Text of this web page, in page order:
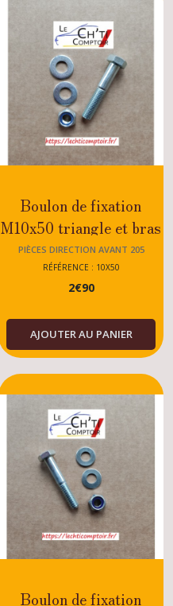
Boulon de fixation
M10x50 triangle et bras
de suspension au pivot
Peugeot 205 GTI -
RALLYE - XS -
DTRUBO - JUNIOR -
TOUS Modèles Essence
/Diesel
PIÈCES DIRECTION AVANT 205
RÉFÉRENCE : 10X50
2€90
AJOUTER AU PANIER
Boulon de fixation